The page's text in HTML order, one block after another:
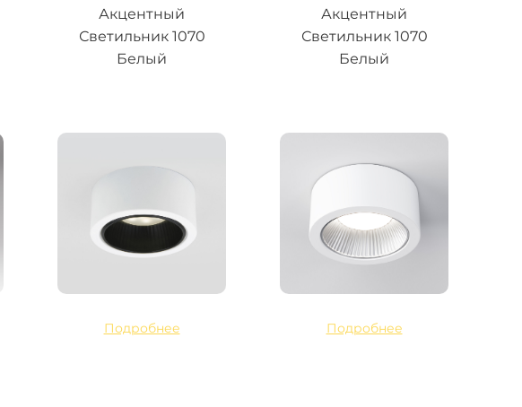
Акцентный
Светильник 1070
Белый
Подробнее
Акцентный
Светильник 1070
Белый
Подробнее